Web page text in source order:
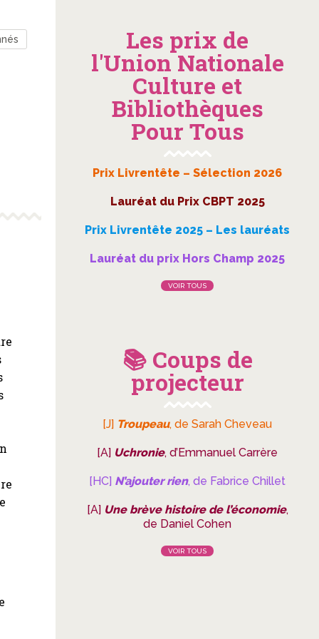
Les prix de
l'Union Nationale
Culture et
Bibliothèques
Pour Tous
Prix Livrentête – Sélection 2026
Lauréat du Prix CBPT 2025
Prix Livrentête 2025 – Les lauréats
Lauréat du prix Hors Champ 2025
VOIR TOUS
📚 Coups de
projecteur
[J] Troupeau, de Sarah Cheveau
[A] Uchronie, d’Emmanuel Carrère
[HC] N’ajouter rien, de Fabrice Chillet
[A] Une brève histoire de l’économie,
de Daniel Cohen
VOIR TOUS